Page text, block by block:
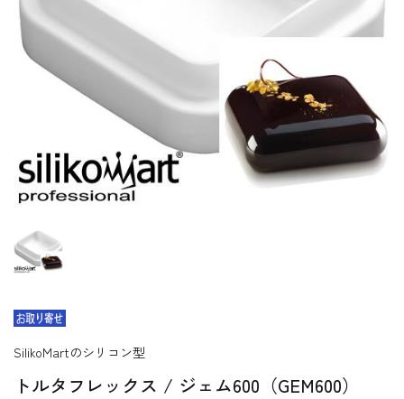
トルタフレックス / ジェム600（GEM600）
SilikoMartのシリコン型